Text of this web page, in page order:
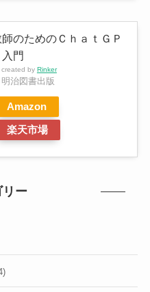
のためのＣｈａｔＧＰ
入門
created by Rinker
明治図書出版
Amazon
楽天市場
リー